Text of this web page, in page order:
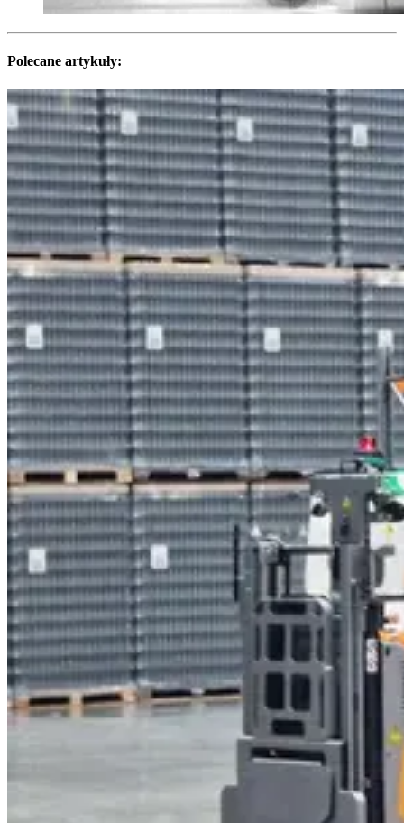
Polecane artykuły: